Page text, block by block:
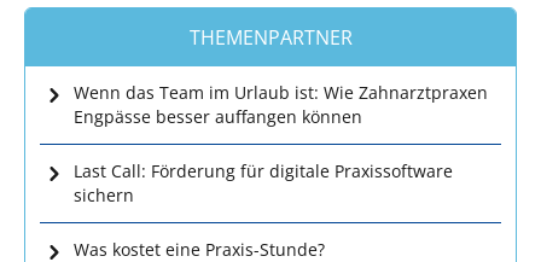
THEMENPARTNER
Wenn das Team im Urlaub ist: Wie Zahnarztpraxen
Engpässe besser auffangen können
Last Call: Förderung für digitale Praxissoftware
sichern
Was kostet eine Praxis-Stunde?